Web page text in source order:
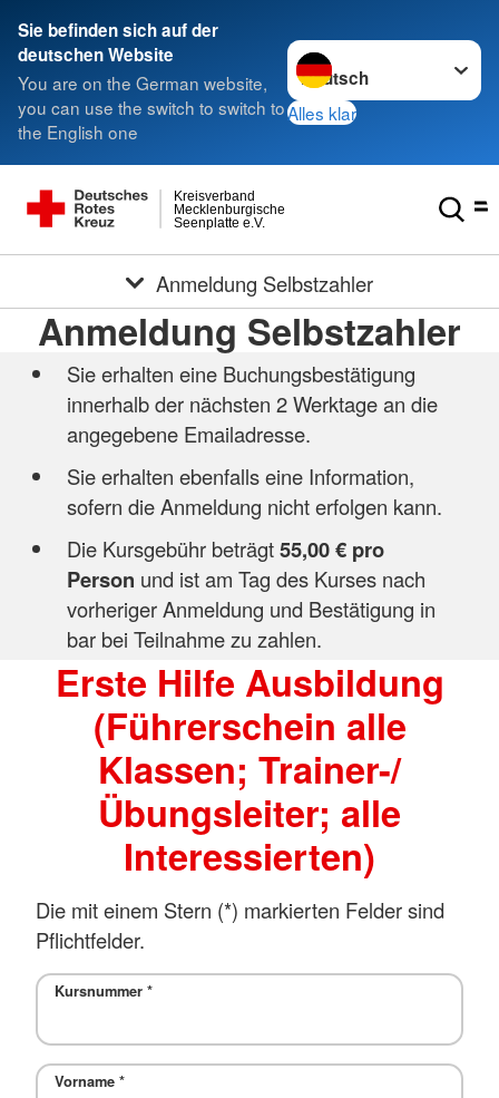
Sie befinden sich auf der
deutschen Website
You are on the German website,
you can use the switch to switch to
the English one
Sprache wechseln zu
Alles klar
Seenplatte e.V.
Mecklenburgische
Kreisverband
Anmeldung Selbstzahler
Anmeldung Selbstzahler
Sie erhalten eine Buchungsbestätigung
innerhalb der nächsten 2 Werktage an die
angegebene Emailadresse.
Sie erhalten ebenfalls eine Information,
sofern die Anmeldung nicht erfolgen kann.
Die Kursgebühr beträgt55,00 € pro
Person und ist am Tag des Kurses nach
vorheriger Anmeldung und Bestätigung in
bar bei Teilnahme zu zahlen.
Erste Hilfe Ausbildung
(Führerschein alle
Klassen; Trainer-/
Übungsleiter; alle
Interessierten)
Die mit einem Stern (*) markierten Felder sind
Pflichtfelder.
Kursnummer *
Vorname *